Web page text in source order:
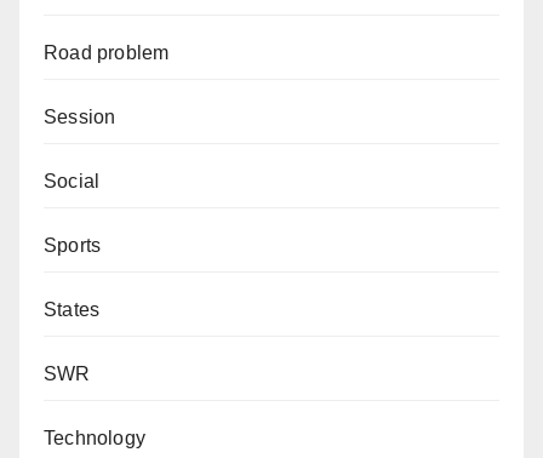
Road problem
Session
Social
Sports
States
SWR
Technology